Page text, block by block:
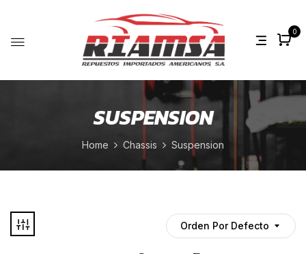
0
SUSPENSION
Home Chassis Suspension
Orden Por Defecto